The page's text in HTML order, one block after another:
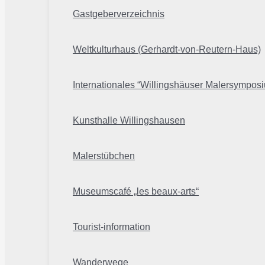
Gastgeberverzeichnis
Weltkulturhaus (Gerhardt-von-Reutern-Haus)
Internationales “Willingshäuser
Kunsthalle Willingshausen
Malerstübchen
Museumscafé „les beaux-arts“
Tourist-information
Wanderwege